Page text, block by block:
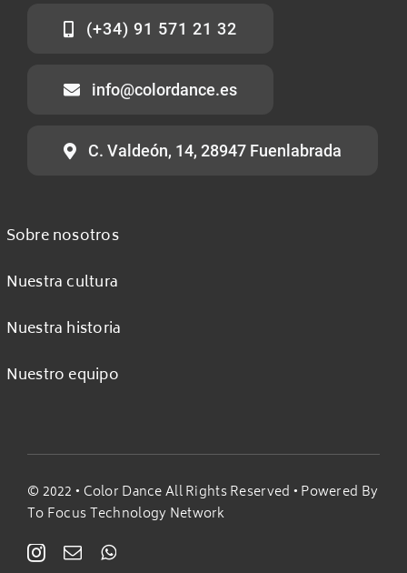
(+34) 91 571 21 32
info@colordance.es
C. Valdeón, 14, 28947 Fuenlabrada
Sobre nosotros
Nuestra cultura
Nuestra historia
Nuestro equipo
© 2022 • Color Dance All Rights Reserved • Powered By
To Focus Technology Network